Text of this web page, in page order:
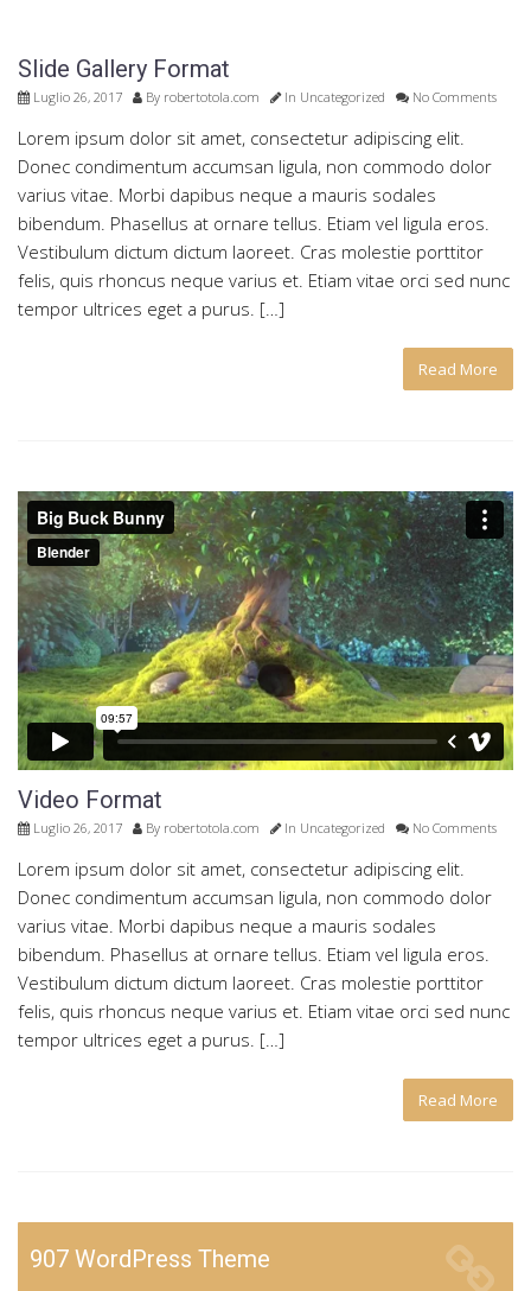
Slide Gallery Format
Luglio 26, 2017 By robertotola.com In Uncategorized No Comments
Lorem ipsum dolor sit amet, consectetur adipiscing elit.
Donec condimentum accumsan ligula, non commodo dolor
varius vitae. Morbi dapibus neque a mauris sodales
bibendum. Phasellus at ornare tellus. Etiam vel ligula eros.
Vestibulum dictum dictum laoreet. Cras molestie porttitor
felis, quis rhoncus neque varius et. Etiam vitae orci sed nunc
tempor ultrices eget a purus. […]
Read More
Video Format
Luglio 26, 2017 By robertotola.com In Uncategorized No Comments
Lorem ipsum dolor sit amet, consectetur adipiscing elit.
Donec condimentum accumsan ligula, non commodo dolor
varius vitae. Morbi dapibus neque a mauris sodales
bibendum. Phasellus at ornare tellus. Etiam vel ligula eros.
Vestibulum dictum dictum laoreet. Cras molestie porttitor
felis, quis rhoncus neque varius et. Etiam vitae orci sed nunc
tempor ultrices eget a purus. […]
Read More
907 WordPress Theme